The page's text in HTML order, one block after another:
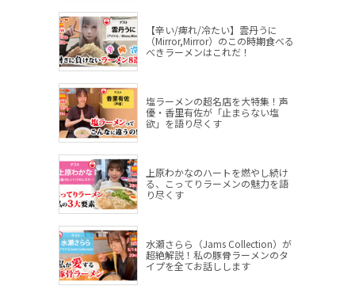
【辛い/痺れ/冷たい】雲丹うに
（Mirror,Mirror）のこの時期食べる
べきラーメンはこれだ！
塩ラーメンの超名店を大特集！声
優・香里有佐が「止まらない塩
欲」を語り尽くす
上原わかなのハートを燃やし続け
る、こってりラーメンの魅力を語
り尽くす
水瀬さらら（Jams Collection）が
超絶解説！私の豚骨ラーメンのタ
イプを全てお話しします